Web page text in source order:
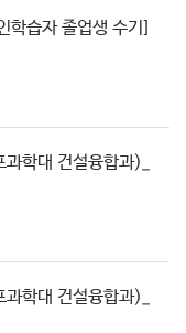
학습자 졸업생 수기]
학대 건설융합과)_
학대 건설융합과)_